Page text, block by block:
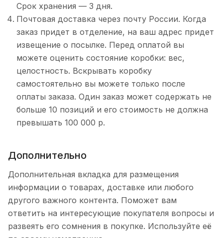
Срок хранения — 3 дня.
Почтовая доставка через почту России. Когда
заказ придет в отделение, на ваш адрес придет
извещение о посылке. Перед оплатой вы
можете оценить состояние коробки: вес,
целостность. Вскрывать коробку
самостоятельно вы можете только после
оплаты заказа. Один заказ может содержать не
больше 10 позиций и его стоимость не должна
превышать 100 000 р.
Дополнительно
Дополнительная вкладка для размещения
информации о товарах, доставке или любого
другого важного контента. Поможет вам
ответить на интересующие покупателя вопросы и
развеять его сомнения в покупке. Используйте её